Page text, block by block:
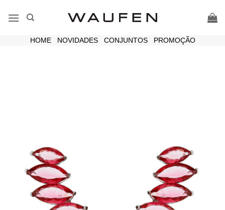
HOME| NOVIDADES| CONJUNTOS| PROMOÇÃO